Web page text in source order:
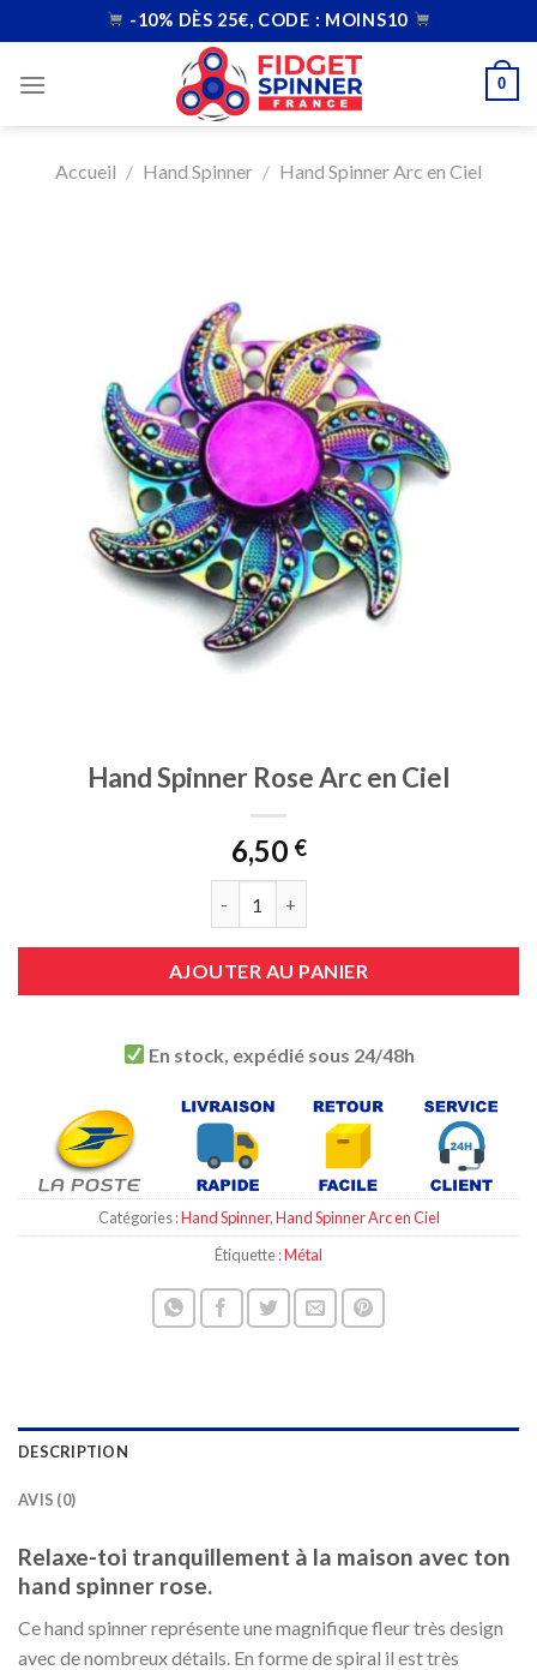
to
content
-10% DÈS 25€, CODE : MOINS10
0
Accueil / Hand Spinner / Hand Spinner Arc en Ciel
Hand Spinner Rose Arc en Ciel
6,50 €
AJOUTER AU PANIER
En stock, expédié sous 24/48h
Catégories :Hand Spinner,Hand Spinner Arc en Ciel
Étiquette :Métal
DESCRIPTION
AVIS (0)
Relaxe-toi tranquillement à la maison avec ton
hand spinner rose.
Ce hand spinner représente une magnifique fleur très design
avec de nombreux détails. En forme de spiral il est très